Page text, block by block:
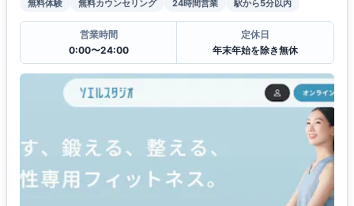
無料体験
無料カウンセリング 24時間営業 駅から5分以内
営業時間
0:00〜24:00
定休日
年末年始を除き無休